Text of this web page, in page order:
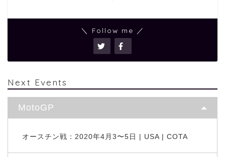
＼ Follow me ／
Next Events
MotoGP
オースチン戦：2020年4月3〜5日 | USA | COTA